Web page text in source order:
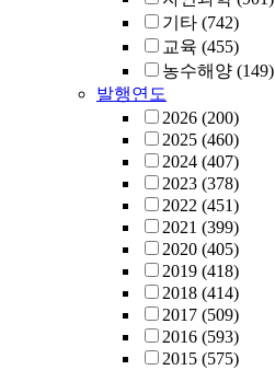
기타 (742)
교육 (455)
농수해양 (149)
발행연도
2026 (200)
2025 (460)
2024 (407)
2023 (378)
2022 (451)
2021 (399)
2020 (405)
2019 (418)
2018 (414)
2017 (509)
2016 (593)
2015 (575)